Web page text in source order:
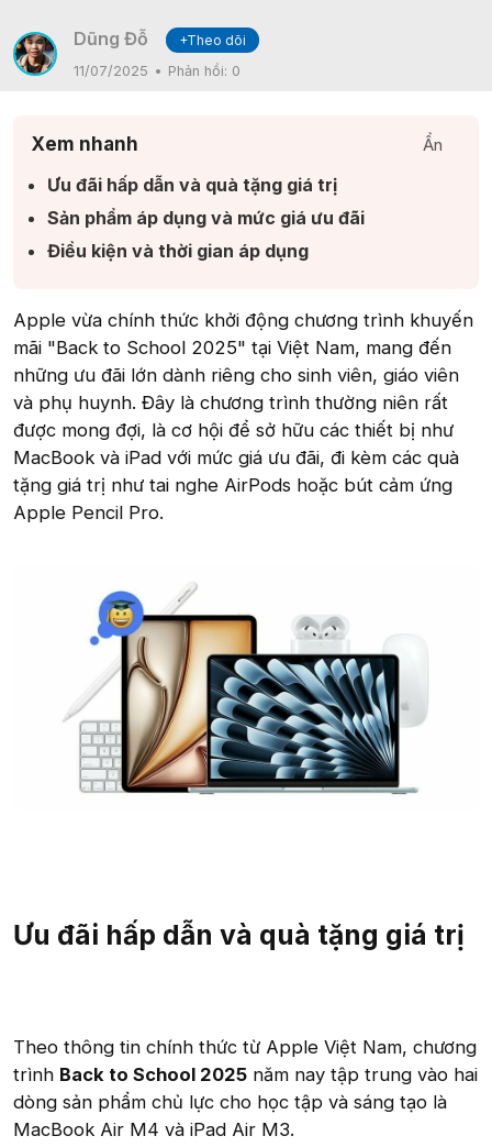
Dũng Đỗ
+Theo dõi
11/07/2025
Phản hồi: 0
Xem nhanh Ẩn
Ưu đãi hấp dẫn và quà tặng giá trị​
Sản phẩm áp dụng và mức giá ưu đãi​
Điều kiện và thời gian áp dụng​
Apple vừa chính thức khởi động chương trình khuyến
mãi "Back to School 2025" tại Việt Nam, mang đến
những ưu đãi lớn dành riêng cho sinh viên, giáo viên
và phụ huynh. Đây là chương trình thường niên rất
được mong đợi, là cơ hội để sở hữu các thiết bị như
MacBook và iPad với mức giá ưu đãi, đi kèm các quà
tặng giá trị như tai nghe AirPods hoặc bút cảm ứng
Apple Pencil Pro.
Ưu đãi hấp dẫn và quà tặng giá trị
Theo thông tin chính thức từ Apple Việt Nam, chương
trình Back to School 2025 năm nay tập trung vào hai
dòng sản phẩm chủ lực cho học tập và sáng tạo là
MacBook Air M4 và iPad Air M3.